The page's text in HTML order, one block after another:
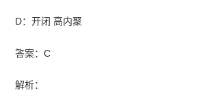
D：开闭 高内聚
答案：C
解析：